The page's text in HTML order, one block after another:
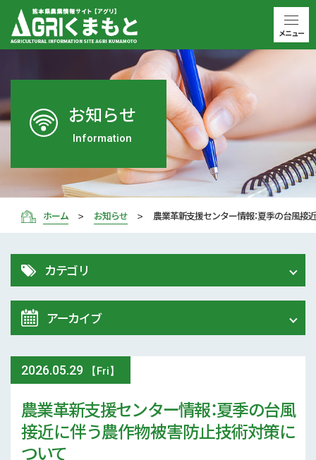
お知らせ
Information
ホーム お知らせ 農業革新支援センター情報：夏季の台風
2026.05.29 【Fri】
農業革新支援センター情報：夏季の台風
接近に伴う農作物被害防止技術対策に
ついて
カテゴリ
令和8年 熊本地震関連情報
農業大学校
スマート農業
アーカイブ
2026年 (74)
2025年 (107)
2024年 (125)
メニュー